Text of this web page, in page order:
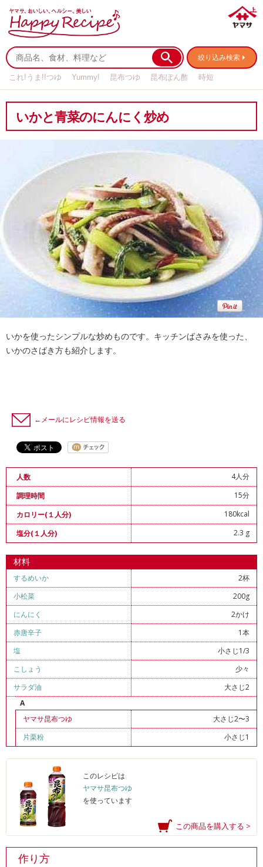
絞り込み検索
これ!うま!!つゆ Yummy! 昆布つゆ 昆布ぽん酢
時短
いかと青菜のにんにく炒め
いかを使ったシンプルな炒めものです。キッチンばさみを使った、
いかのさばき方も紹介します。
←メールにレシピ情報を送る
人数
4人分
調理時間
15分
カロリー(１人分)
180kcal
塩分(１人分)
2.3 g
材料
するめいか
2杯
小松菜
200g
にんにく
2かけ
赤唐辛子
1本
塩
小さじ1/3
こしょう
少々
サラダ油
大さじ2
A
ヤマサ昆布つゆ
大さじ2〜3
片栗粉
小さじ1
このレシピは
ヤマサ昆布つゆ
を使っています
この商品を購入する >
作り方